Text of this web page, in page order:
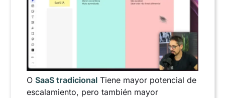
O SaaS tradicional Tiene mayor potencial de
escalamiento, pero también mayor